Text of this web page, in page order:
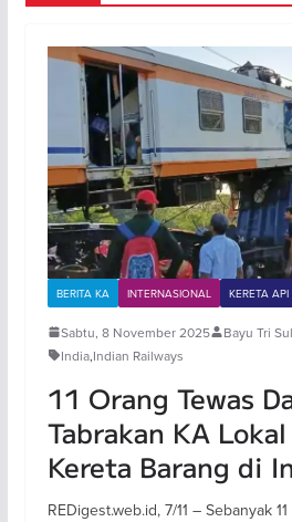
BERITA KA INTERNASIONAL KERETA API
Sabtu, 8 November 2025
Bayu Tri
India,Indian Railways
11 Orang Tewas
Tabrakan KA
Kereta Barang di
REDigest.web.id, 7/11 – Sebanyak